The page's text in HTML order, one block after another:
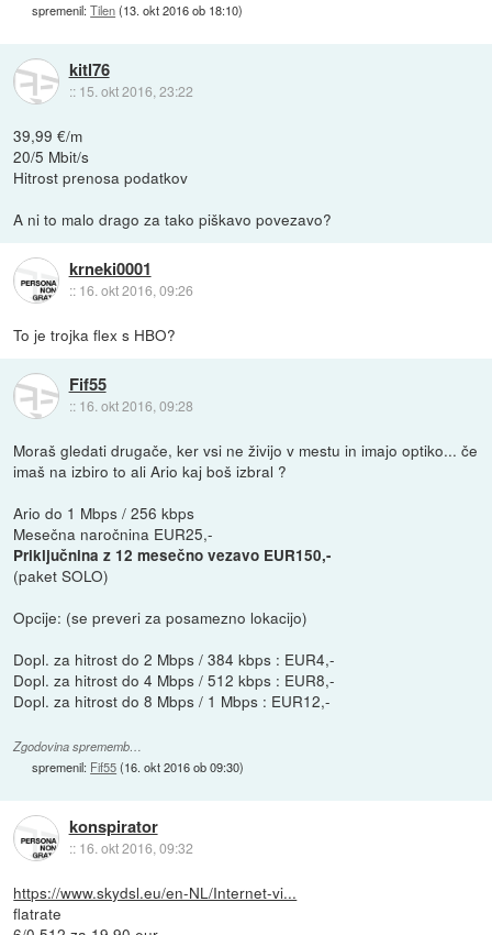
spremenil:Tilen(13. okt 2016 ob 18:10)
kitl76
:: 15. okt 2016, 23:22
39,99 €/m
20/5 Mbit/s
Hitrost prenosa podatkov
A ni to malo drago za tako piškavo povezavo?
krneki0001
:: 16. okt 2016, 09:26
To je trojka flex s HBO?
Fif55
:: 16. okt 2016, 09:28
Moraš gledati drugače, ker vsi ne živijo v mestu in imajo optiko... če
imaš na izbiro to ali Ario kaj boš izbral ?
Ario do 1 Mbps / 256 kbps
Mesečna naročnina EUR25,-
Priključnina z 12 mesečno vezavo EUR150,-
(paket SOLO)
Opcije: (se preveri za posamezno lokacijo)
Dopl. za hitrost do 2 Mbps / 384 kbps : EUR4,-
Dopl. za hitrost do 4 Mbps / 512 kbps : EUR8,-
Dopl. za hitrost do 8 Mbps / 1 Mbps : EUR12,-
Zgodovina sprememb…
spremenil: Fif55(16. okt 2016 ob 09:30)
konspirator
:: 16. okt 2016, 09:32
https://www.skydsl.eu/en-NL/Internet-vi...
flatrate